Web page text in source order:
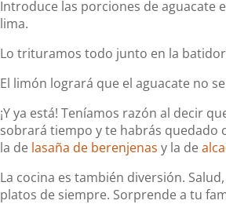
Introduce las porciones de aguacate
lima.
Lo trituramos todo junto en la
El limón logrará que el aguacate no
¡Y ya está! Teníamos razón al decir
sobrará tiempo y te habrás quedado
la de lasaña de berenjenas y la de
La cocina es también diversión.
platos de siempre. Sorprende a tu